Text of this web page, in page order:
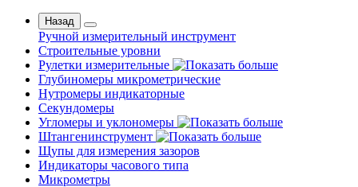
Назад
Ручной измерительный инструмент
Строительные уровни
Рулетки измерительные
Глубиномеры микрометрические
Нутромеры индикаторные
Секундомеры
Угломеры и уклономеры
Штангенинструмент
Щупы для измерения зазоров
Индикаторы часового типа
Микрометры